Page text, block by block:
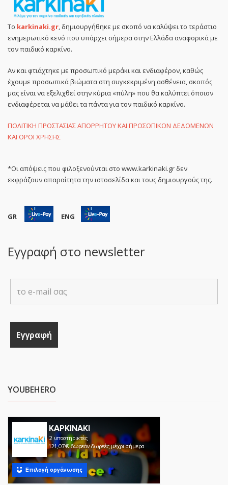
Το karkinaki.gr, δημιουργήθηκε με σκοπό να καλύψει το τεράστιο
ενημερωτικό κενό που υπάρχει σήμερα στην Ελλάδα αναφορικά με
τον παιδικό καρκίνο.
Αν και φτιάχτηκε με προσωπικό μεράκι και ενδιαφέρον, καθώς
έχουμε προσωπικά βιώματα στη συγκεκριμένη ασθένεια, σκοπός
μας είναι να εξελιχθεί στην κύρια «πύλη» που θα καλύπτει όποιον
ενδιαφέρεται να μάθει τα πάντα για τον παιδικό καρκίνο.
ΠΟΛΙΤΙΚΗ ΠΡΟΣΤΑΣΙΑΣ ΑΠΟΡΡΗΤΟΥ ΚΑΙ ΠΡΟΣΩΠΙΚΩΝ ΔΕΔΟΜΕΝΩΝ
ΚΑΙ ΟΡΟΙ ΧΡΗΣΗΣ
*Οι απόψεις που φιλοξενούνται στο www.karkinaki.gr δεν
εκφράζουν απαραίτητα την ιστοσελίδα και τους δημιουργούς της.
GR ENG
Εγγραφή στο newsletter
YOUBEHERO